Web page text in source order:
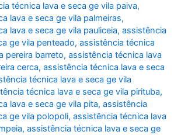
técnica lava e seca ge vila paiva,
lava e seca ge vila palmeiras,
lava e seca ge vila pauliceia,assistência
ge vila penteado,assistência técnica
pereira barreto,assistência técnica lava
cerca,assistência técnica lava e seca
técnica lava e seca ge vila
técnica lava e seca ge vila pirituba,
lava e seca ge vila pita,assistência
ge vila polopoli,assistência técnica lava
,assistência técnica lava e seca ge